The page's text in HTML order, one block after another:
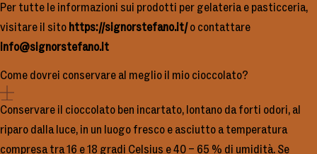
Per tutte le informazioni sui prodotti per gelateria e pasticceria,
visitare il sito https://signorstefano.it/o contattare
info@signorstefano.it
Come dovrei conservare al meglio il mio cioccolato?
Conservare il cioccolato ben incartato, lontano da forti odori, al
riparo dalla luce, in un luogo fresco e asciutto a temperatura
compresa tra 16 e 18 gradi Celsius e 40 – 65 % di umidità. Se